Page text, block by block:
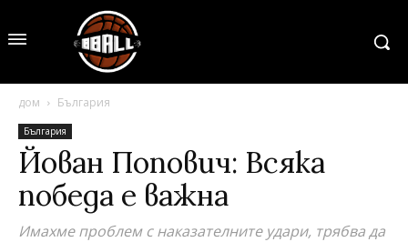
дом България
България
Йован Попович: Всяка
победа е важна
Имахме проблем с наказателните удари, трябва да